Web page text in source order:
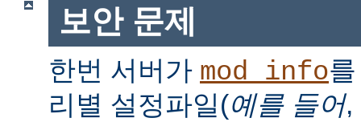
보안 문제
한번 서버가 mod_info
리별 설정파일(예를 들어,